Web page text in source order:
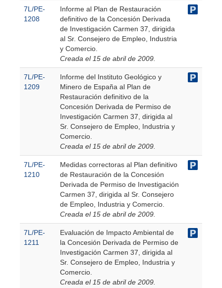
7L/PE-
1208
Informe al Plan de Restauración
definitivo de la Concesión Derivada
de Investigación Carmen 37, dirigida
al Sr. Consejero de Empleo, Industria
y Comercio.
Creada el 15 de abril de 2009.
7L/PE-
1209
Informe del Instituto Geológico y
Minero de España al Plan de
Restauración definitivo de la
Concesión Derivada de Permiso de
Investigación Carmen 37, dirigida al
Sr. Consejero de Empleo, Industria y
Comercio.
Creada el 15 de abril de 2009.
7L/PE-
1210
Medidas correctoras al Plan definitivo
de Restauración de la Concesión
Derivada de Permiso de Investigación
Carmen 37, dirigida al Sr. Consejero
de Empleo, Industria y Comercio.
Creada el 15 de abril de 2009.
7L/PE-
1211
Evaluación de Impacto Ambiental de
la Concesión Derivada de Permiso de
Investigación Carmen 37, dirigida al
Sr. Consejero de Empleo, Industria y
Comercio.
Creada el 15 de abril de 2009.